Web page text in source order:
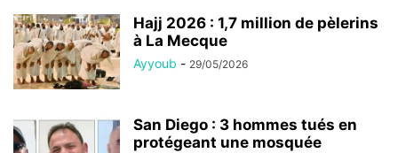
Hajj 2026 : 1,7 million de pèlerins
à La Mecque
Ayyoub - 29/05/2026
San Diego : 3 hommes tués en
protégeant une mosquée